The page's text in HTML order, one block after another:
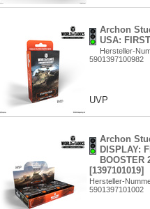
Archon
USA:
Hersteller-
5901397100982
UVP
Archon
DISPLAY:
BOOSTER
[1397101019]
Hersteller-
5901397101002